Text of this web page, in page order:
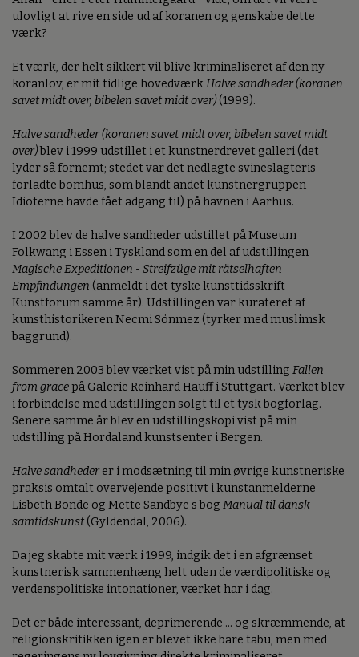
ulovligt at rive en side ud af koranen og genskabe dette
værk?
Et værk, der helt sikkert vil blive kriminaliseret af den ny
koranlov, er mit tidlige hovedværkHalve sandheder (koranen
savet midt over, bibelen savet midt over) (1999).
Halve sandheder (koranen savet midt over, bibelen savet midt
over)blev i 1999 udstillet i et kunstnerdrevet galleri (det
lyder så fornemt; stedet var det nedlagte svineslagteris
forladte bomhus, som blandt andet kunstnergruppen
Idioterne havde fået adgang til) på havnen i Aarhus.
I 2002 blev de halve sandheder udstillet på Museum
Folkwang i Essen i Tyskland som en del af udstillingen
Magische Expeditionen - Streifzüge mit rätselhaften
Empfindungen (anmeldt i det tyske kunsttidsskrift
Kunstforum samme år). Udstillingen var kurateret af
kunsthistorikeren Necmi Sönmez (tyrker med muslimsk
baggrund).
Sommeren 2003 blev værket vist på min udstilling Fallen
from gracepå Galerie Reinhard Hauff i Stuttgart. Værket blev
i forbindelse med udstillingen solgt til et tysk bogforlag.
Senere samme år blev en udstillingskopi vist på min
udstilling på Hordaland kunstsenter i Bergen.
Halve sandhederer i modsætning til min øvrige kunstneriske
praksis omtalt overvejende positivt i kunstanmelderne
Lisbeth Bonde og Mette Sandbye s bog Manual til dansk
samtidskunst (Gyldendal, 2006).
Da jeg skabte mit værk i 1999, indgik det i en afgrænset
kunstnerisk sammenhæng helt uden de værdipolitiske og
verdenspolitiske intonationer, værket har i dag.
Det er både interessant, deprimerende ... og skræmmende, at
religionskritikken igen er blevet ikke bare tabu, men med